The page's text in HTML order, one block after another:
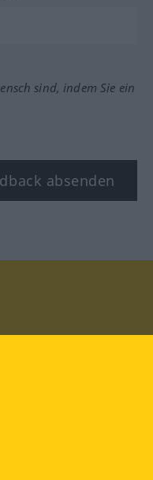
sind, indem Sie ein
absenden